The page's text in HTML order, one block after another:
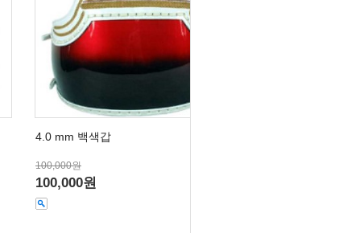
4.0 mm 백색갑
100,000원
100,000원